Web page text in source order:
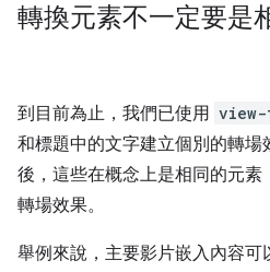
轉換元素不一定要是
到目前為止，我們已使用
和標題中的文字建立個別的轉
後，這些在概念上是相同的元
轉場效果。
舉例來說，主要影片嵌入內容可